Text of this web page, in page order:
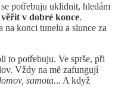
potřebuju uklidnit, hledám
věřit v dobré konce.
na konci tunelu a slunce za
to potřebuju. Ve sprše, při
Vždy na mě zafungují
samota... A když